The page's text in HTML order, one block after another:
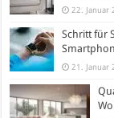
22. Januar
Schritt für
21. Januar